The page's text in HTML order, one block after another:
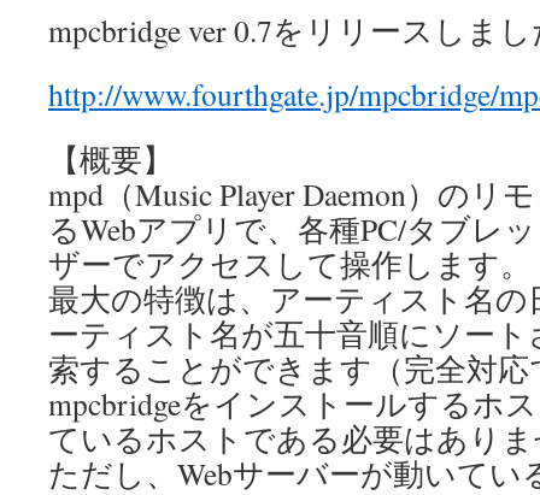
mpcbridge ver 0.7をリリースしま
http://www.fourthgate.jp/mpcbridge/
【概要】
mpd（Music Player Daemon）のリ
るWebアプリで、各種PC/タブレ
ザーでアクセスして操作します。
最大の特徴は、アーティスト名
ーティスト名が五十音順にソー
索することができます（完全対
mpcbridgeをインストールするホ
ているホストである必要はあり
ただし、Webサーバーが動いて